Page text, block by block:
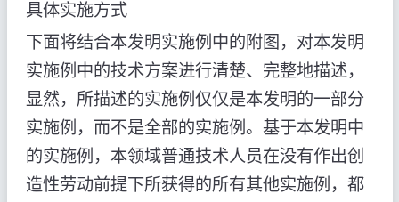
具体实施方式
下面将结合本发明实施例中的附图，对本发明
实施例中的技术方案进行清楚、完整地描述，
显然，所描述的实施例仅仅是本发明的一部分
实施例，而不是全部的实施例。基于本发明中
的实施例，本领域普通技术人员在没有作出创
造性劳动前提下所获得的所有其他实施例，都